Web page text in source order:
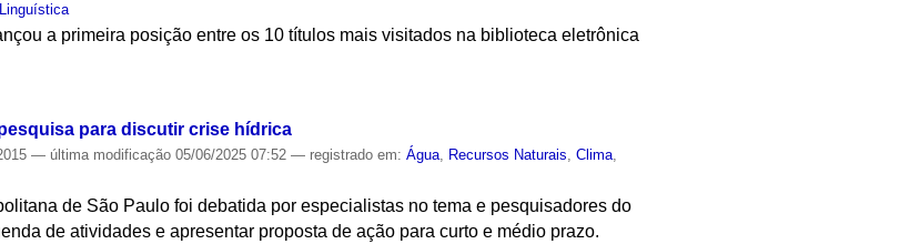
Linguística
a primeira posição entre os 10 títulos mais visitados na biblioteca eletrônica
para discutir crise hídrica
— última modificação 05/06/2025 07:52— registrado em:Água Recursos Naturais ,Clima
de São Paulo foi debatida por especialistas no tema e pesquisadores do
de atividades e apresentar proposta de ação para curto e médio prazo.